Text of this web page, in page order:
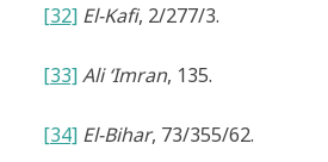
[32] El-Kafi, 2/277/3.
[33]Ali ‘Imran, 135.
[34] El-Bihar, 73/355/62.